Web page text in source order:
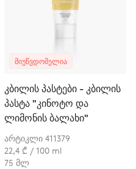
ᲛᲘᲣᲬᲕᲓᲝᲛᲔᲚᲘᲐ
კბილის პასტები - კბილის
პასტა "კინოტო და
ლიმონის ბალახი"
არტიკლი 411379
22,4 ₾ / 100 ml
75 მლ